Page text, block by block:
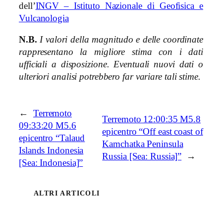
dell’INGV – Istituto Nazionale di Geofisica e
Vulcanologia
N.B. I valori della magnitudo e delle coordinate
rappresentano la migliore stima con i dati
ufficiali a disposizione. Eventuali nuovi dati o
ulteriori analisi potrebbero far variare tali stime.
←
Terremoto
09:33:20 M5.6
epicentro “Talaud
Islands Indonesia
[Sea: Indonesia]”
Terremoto 12:00:35 M5.8
epicentro “Off east coast of
Kamchatka Peninsula
Russia [Sea: Russia]”
→
ALTRI ARTICOLI